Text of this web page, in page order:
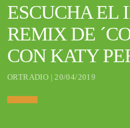
ESCUCHA EL
REMIX DE
CON KATY
ORTRADIO | 20/04/2019